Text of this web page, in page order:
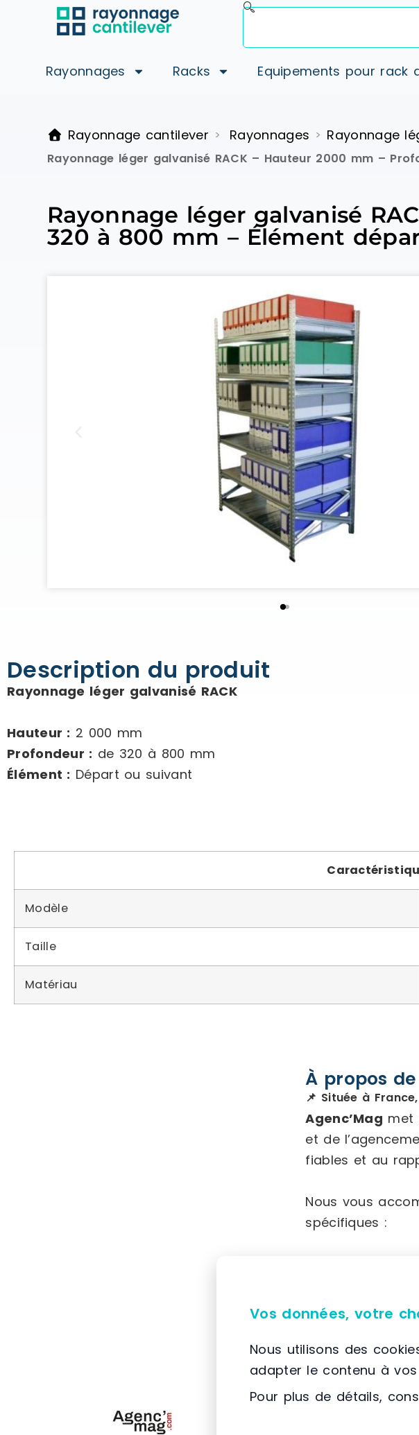
Rayonnages Racks Equipements pour rack
Rayonnage cantilever > Rayonnages > Rayonnage
Rayonnage léger galvanisé RACK – Hauteur 2000 mm –
Rayonnage léger galvanisé
320 à 800 mm – Élément
Description du produit
Rayonnage léger galvanisé RACK
Hauteur : 2 000 mm
Profondeur : de 320 à 800 mm
Élément : Départ ou suivant
Modèle
Taille
Matériau
À propos
📌 Située à
Agenc’Mag met
et de
fiables et au
Nous vous
spécifiques :
fruits et
sortie de
(paniers,
Équipement
plusieurs
Vos données, votre
Nous utilisons des
adapter le contenu à
Pour plus de détails,